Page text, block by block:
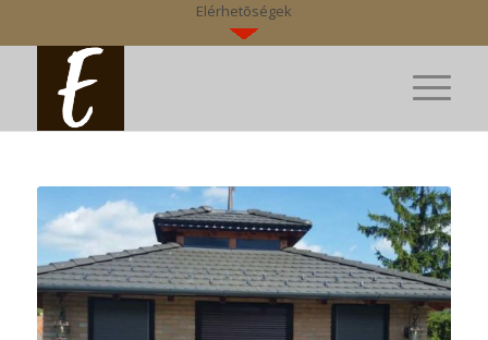
Elérhetõségek